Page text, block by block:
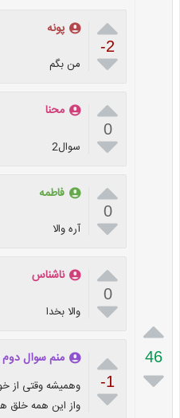

46


-2

پونه
من بگم

0

محنا
سوال2

0

فاطمه
آره والا

0

ناشناس
والا بخدا

-1

منم سوال
وهمیشه وقتی از
واز این همه خلق